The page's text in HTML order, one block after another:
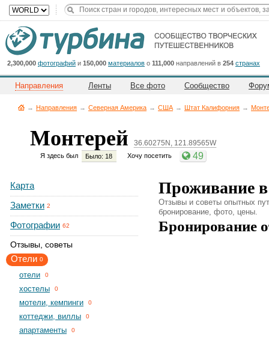
2,300,000 фотографий и 150,000 материалов о 111,000 направлений в 254 странах
Направления Ленты Все фото Сообщество
→ Направления → Северная Америка → CША → Штат Калифорния →
Монтерей 36.60275N, 121.89565W
Я здесь был Было: 18 Хочу посетить 49
Карта
Заметки 2
Фотографии 62
Отзывы, советы
Отели 0
отели 0
хостелы 0
мотели, кемпинги 0
коттеджи, виллы 0
апартаменты 0
Проживание
Отзывы и советы опытных
бронирование, фото, цены.
Бронирование
Cейчас
на
сайте:
Title
Button